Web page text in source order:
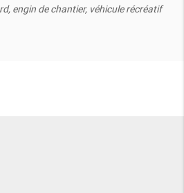
engin de chantier, véhicule récréatif